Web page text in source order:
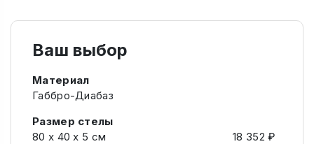
Ваш выбор
Материал
Габбро-Диабаз
Размер стелы
80 х 40 х 5 см
18 352 ₽